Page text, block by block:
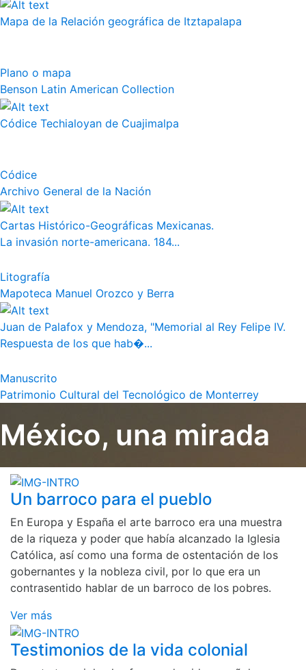
Mapa de la Relación geográfica de Itztapalapa
Plano o mapa
Benson Latin American Collection
Códice Techialoyan de Cuajimalpa
Códice
Archivo General de la Nación
Cartas Histórico-Geográficas Mexicanas.
La invasión norte-americana. 184...
Litografía
Mapoteca Manuel Orozco y Berra
Juan de Palafox y Mendoza, "Memorial al Rey Felipe IV.
Respuesta de los que hab�...
Manuscrito
Patrimonio Cultural del Tecnológico de Monterrey
México, una mirada
Un barroco para el pueblo
En Europa y España el arte barroco era una muestra
de la riqueza y poder que había alcanzado la Iglesia
Católica, así como una forma de ostentación de los
gobernantes y la nobleza civil, por lo que era un
contrasentido hablar de un barroco de los pobres.
Ver más
Testimonios de la vida colonial